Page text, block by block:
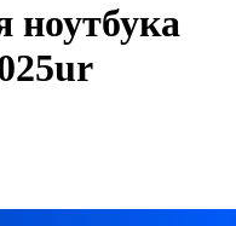
ноутбука